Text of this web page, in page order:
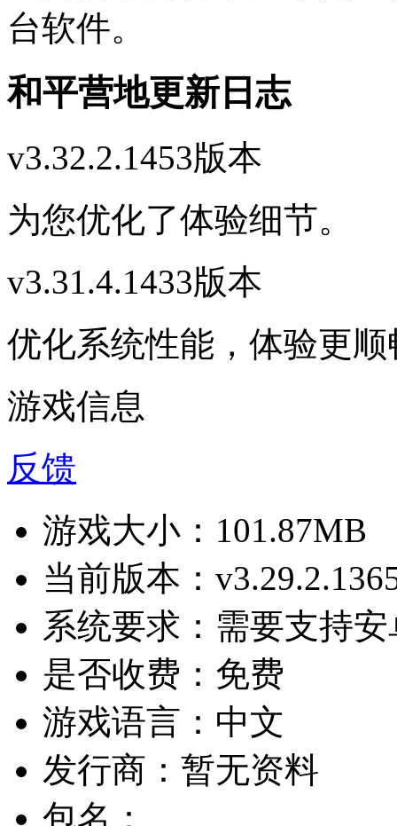
台软件。
和平营地更新日志
v3.32.2.1453版本
为您优化了体验细节。
v3.31.4.1433版本
优化系统性能，体验更顺
游戏信息
反馈
游戏大小： 101.87MB
当前版本：
系统要求： 需要支持
是否收费： 免费
游戏语言： 中文
发行商： 暂无资料
包名：